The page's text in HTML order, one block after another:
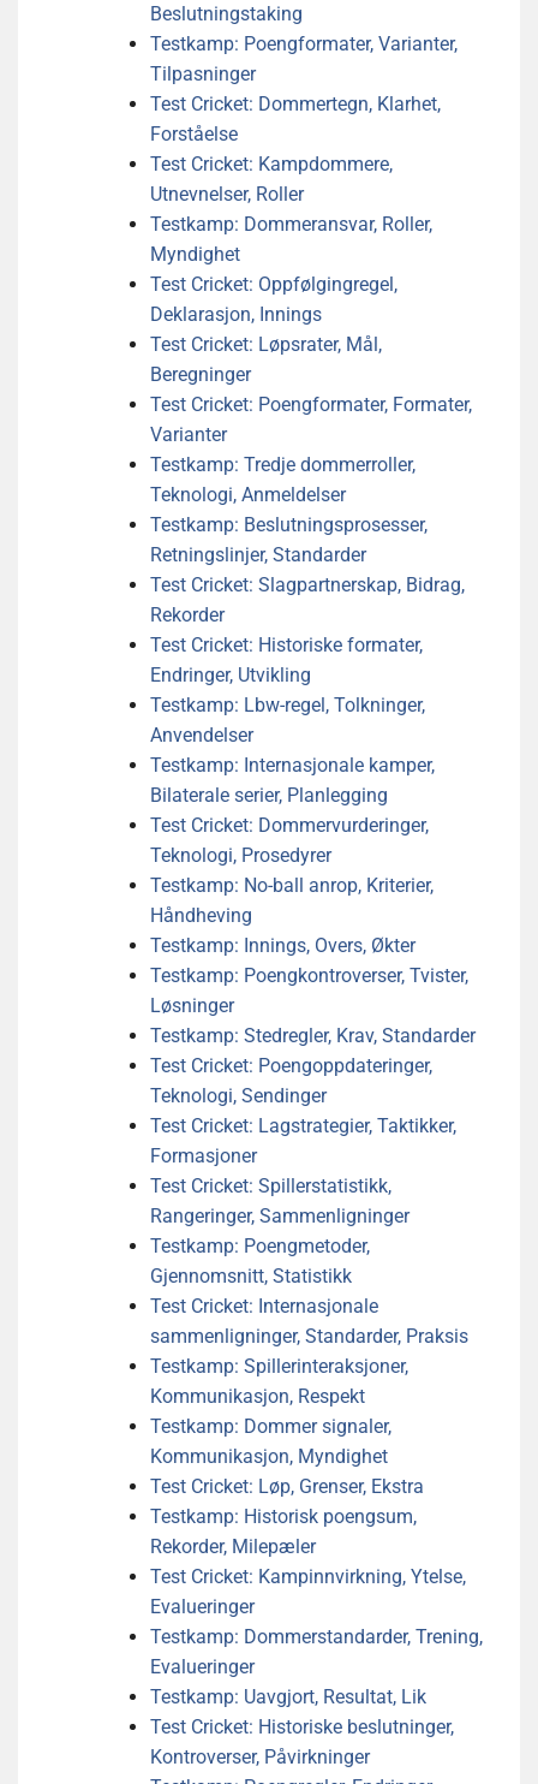
Beslutningstaking
Testkamp: Poengformater, Varianter,
Tilpasninger
Test Cricket: Dommertegn, Klarhet,
Forståelse
Test Cricket: Kampdommere,
Utnevnelser, Roller
Testkamp: Dommeransvar, Roller,
Myndighet
Test Cricket: Oppfølgingregel,
Deklarasjon, Innings
Test Cricket: Løpsrater, Mål,
Beregninger
Test Cricket: Poengformater, Formater,
Varianter
Testkamp: Tredje dommerroller,
Teknologi, Anmeldelser
Testkamp: Beslutningsprosesser,
Retningslinjer, Standarder
Test Cricket: Slagpartnerskap, Bidrag,
Rekorder
Test Cricket: Historiske formater,
Endringer, Utvikling
Testkamp: Lbw-regel, Tolkninger,
Anvendelser
Testkamp: Internasjonale kamper,
Bilaterale serier, Planlegging
Test Cricket: Dommervurderinger,
Teknologi, Prosedyrer
Testkamp: No-ball anrop, Kriterier,
Håndheving
Testkamp: Innings, Overs, Økter
Testkamp: Poengkontroverser, Tvister,
Løsninger
Testkamp: Stedregler, Krav, Standarder
Test Cricket: Poengoppdateringer,
Teknologi, Sendinger
Test Cricket: Lagstrategier, Taktikker,
Formasjoner
Test Cricket: Spillerstatistikk,
Rangeringer, Sammenligninger
Testkamp: Poengmetoder,
Gjennomsnitt, Statistikk
Test Cricket: Internasjonale
sammenligninger, Standarder, Praksis
Testkamp: Spillerinteraksjoner,
Kommunikasjon, Respekt
Testkamp: Dommer signaler,
Kommunikasjon, Myndighet
Test Cricket: Løp, Grenser, Ekstra
Testkamp: Historisk poengsum,
Rekorder, Milepæler
Test Cricket: Kampinnvirkning, Ytelse,
Evalueringer
Testkamp: Dommerstandarder, Trening,
Evalueringer
Testkamp: Uavgjort, Resultat, Lik
Test Cricket: Historiske beslutninger,
Kontroverser, Påvirkninger